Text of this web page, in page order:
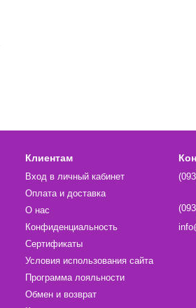
Клиентам
Вход в личный кабинет
Оплата и доставка
О нас
Конфиденциальность
Сертификаты
Условия использования сайта
Программа лояльности
Обмен и возврат